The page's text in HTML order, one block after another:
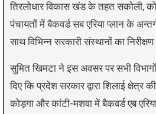
तिरलोधार विकास खंड के तहत सकोली,
पंचायतों में बैकवर्ड सब एरिया प्लान के
साथ विभिन्न सरकारी संस्थानों का
सुमित खिमटा ने इस अवसर पर सभी
दिए कि प्रदेश सरकार द्वारा शिलाई क्षेत्र
कोड़गा और कांटी-मशवा में बैकवर्ड एब